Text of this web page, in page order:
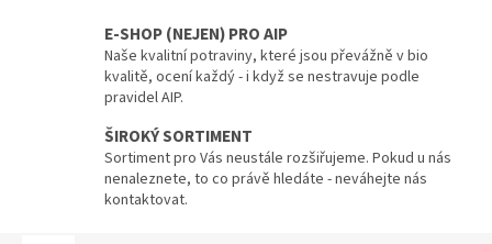
E-SHOP (NEJEN) PRO AIP
Naše kvalitní potraviny, které jsou převážně v bio
kvalitě, ocení každý - i když se nestravuje podle
pravidel AIP.
ŠIROKÝ SORTIMENT
Sortiment pro Vás neustále rozšiřujeme. Pokud u nás
nenaleznete, to co právě hledáte - neváhejte nás
kontaktovat.